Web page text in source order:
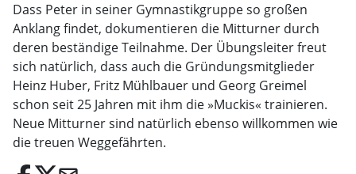
Dass Peter in seiner Gymnastikgruppe so großen
Anklang findet, dokumentieren die Mitturner durch
deren beständige Teilnahme. Der Übungsleiter freut
sich natürlich, dass auch die Gründungsmitglieder
Heinz Huber, Fritz Mühlbauer und Georg Greimel
schon seit 25 Jahren mit ihm die »Muckis« trainieren.
Neue Mitturner sind natürlich ebenso willkommen wie
die treuen Weggefährten.